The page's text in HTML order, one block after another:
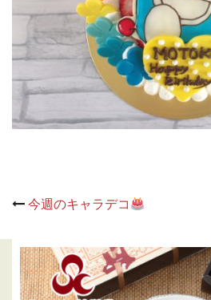
Post
今週のキャラデコ